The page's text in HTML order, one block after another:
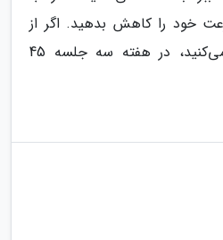
سرعت خود را کاهش بدهید. اگر از
دوچرخه ثابت استفاده می‌کنید، در هفته سه جلسه 45